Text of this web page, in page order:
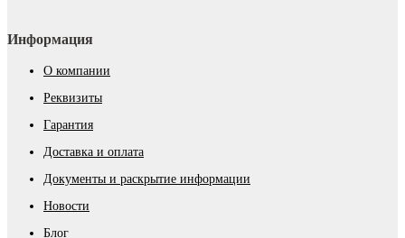
Информация
О компании
Реквизиты
Гарантия
Доставка и оплата
Документы и раскрытие информации
Новости
Блог